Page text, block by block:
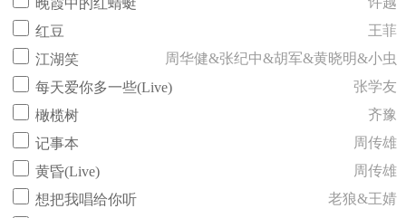
晚霞中的红蜻蜓
红豆
王菲
江湖笑
周华健&张纪中&胡军&黄晓明&小虫
每天爱你多一些(Live)
张学友
橄榄树
齐豫
记事本
周传雄
黄昏(Live)
周传雄
想把我唱给你听
老狼&王婧